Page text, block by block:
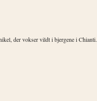
der vokser vildt i bjergene i Chianti.